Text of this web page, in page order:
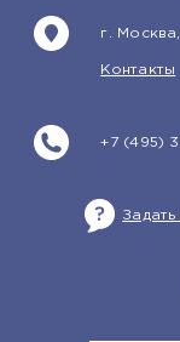
+7 (495)
г.
Контакты